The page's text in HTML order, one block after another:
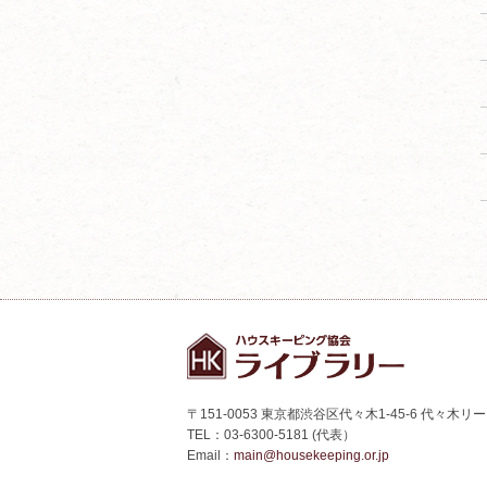
〒151-0053 東京都渋谷区代々木1-45-6 代々木リ
TEL：03-6300-5181 (代表）
Email： main@housekeeping.or.jp